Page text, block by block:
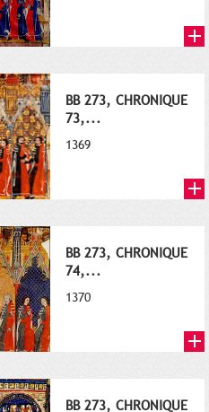
BB 273, CHRONIQUE
73,...
1369
BB 273, CHRONIQUE
74,...
1370
BB 273, CHRONIQUE